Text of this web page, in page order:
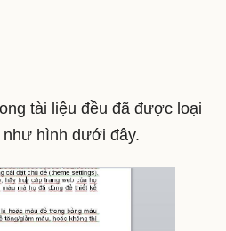
tài liệu đều đã được loại
như hình dưới đây.